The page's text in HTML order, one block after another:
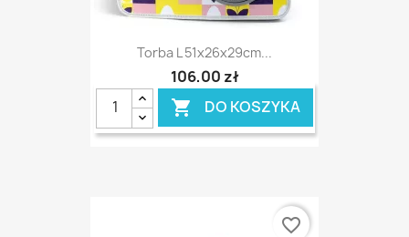
Torba L 51x26x29cm...
106,00 zł
 DO KOSZYKA
favorite_border